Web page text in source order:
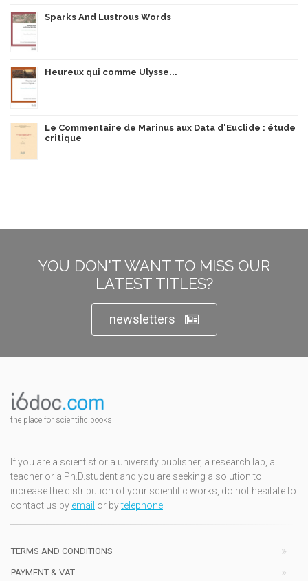
Sparks And Lustrous Words
Heureux qui comme Ulysse...
Le Commentaire de Marinus aux Data d'Euclide : étude
critique
YOU DON'T WANT TO MISS OUR
LATEST TITLES?
newsletters
the place for scientific books
If you are a scientist or a university publisher, a research lab, a
teacher or a Ph.D.student and you are seeking a solution to
increase the distribution of your scientific works, do not hesitate to
contact us by email or bytelephone
TERMS AND CONDITIONS
PAYMENT & VAT